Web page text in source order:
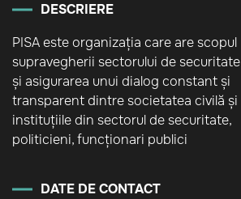
DESCRIERE
PISA este organizația care are scopul
supravegherii sectorului de securitate
și asigurarea unui dialog constant și
transparent dintre societatea civilă și
instituțiile din sectorul de securitate,
politicieni, funcționari publici
DATE DE CONTACT